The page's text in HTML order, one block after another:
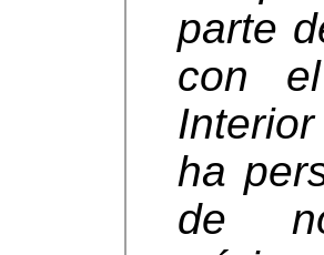
parte
con
ha
de